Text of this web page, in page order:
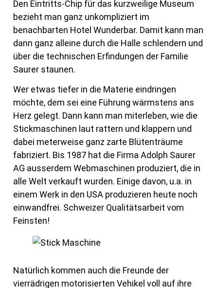
Den Eintritts-Chip für das kurzweilige Museum
bezieht man ganz unkompliziert im
benachbarten Hotel Wunderbar. Damit kann man
dann ganz alleine durch die Halle schlendern und
über die technischen Erfindungen der Familie
Saurer staunen.
Wer etwas tiefer in die Materie eindringen
möchte, dem sei eine Führung wärmstens ans
Herz gelegt. Dann kann man miterleben, wie die
Stickmaschinen laut rattern und klappern und
dabei meterweise ganz zarte Blütenträume
fabriziert. Bis 1987 hat die Firma Adolph Saurer
AG ausserdem Webmaschinen produziert, die in
alle Welt verkauft wurden. Einige davon, u.a. in
einem Werk in den USA produzieren heute noch
einwandfrei. Schweizer Qualitätsarbeit vom
Feinsten!
Natürlich kommen auch die Freunde der
vierrädrigen motorisierten Vehikel voll auf ihre